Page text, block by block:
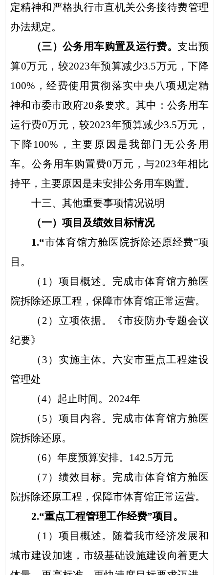
定精神和严格执行市直机关公务接待费管理
办法规定。
（三）公务用车购置及运行费。支出预
算0万元， 较2023年预算减少3.5万元 ，下降
100% ，经费使用贯彻落实中央八项规定精
神和市委市政府20条要求。其中：公务用车
运行费0万元， 较2023年预算减少3.5万元，
下降 100% ，主要原因是我部门无公务用
车。公务用车购置费0万元，与2023年相比
持平，主要原因是未安排公务用车购置。
十三、 其他重要事项情况说明
（一） 项目及绩效目标情况
1.“市体育馆方舱医院拆除还原经费”项
目。
（ 1 ）项目概述。完成市体育馆方舱医
院拆除还原工程，保障市体育馆正常运营。
（ 2 ）立项依据。
《市疫防办专题会议
纪要》
（ 3 ）实施主体。 六安市重点工程建设
管理处
（4）起止时间。 2024年
（ 5 ）项目内容。 完成市体育馆方舱医
院拆除还原。
（6）年度预算安排。 142.5万元
（ 7 ）绩效目标。完成市体育馆方舱医
院拆除还原工程，保障市体育馆正常运营。
2.“重点工程管理工作经费”项目。
（ 1 ）项目概述。随着我市经济发展和
城市建设加速，市级基础设施建设向着更大